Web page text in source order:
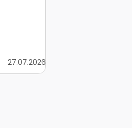
27.07.2026